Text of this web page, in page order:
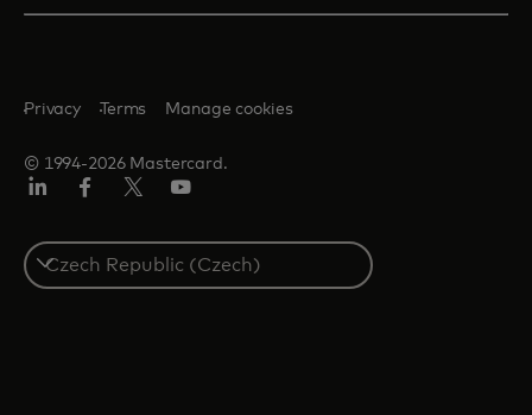
© 1994-2026 Mastercard.
Privacy Terms Manage cookies
Select
a
country